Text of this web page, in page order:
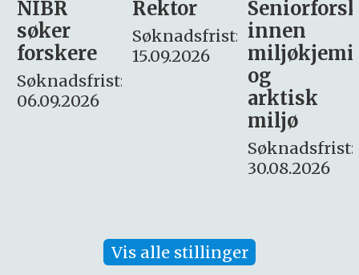
Rektor
Søknadsfrist:
15.09.2026
Seniorforsker
innen
miljøkjemi
søker
– fast
Søknadsfrist:
16. august.
Vis alle stillinger